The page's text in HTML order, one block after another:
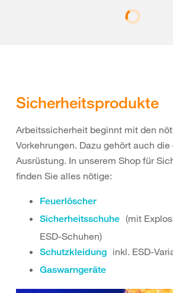
Sicherheitsprodukte
Arbeitssicherheit beginnt mit den
Vorkehrungen. Dazu gehört auch
Ausrüstung. In unserem Shop für
finden Sie alles nötige:
Feuerlöscher
Sicherheitsschuhe (mit
ESD-Schuhen)
Schutzkleidung inkl. ESD-
Gaswarngeräte